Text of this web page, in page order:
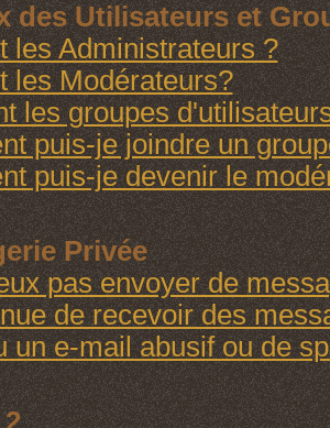
des Utilisateurs et
les Administrateurs ?
les Modérateurs?
les groupes
puis-je joindre un
puis-je devenir le
Privée
pas envoyer de
de recevoir des
un e-mail abusif ou de